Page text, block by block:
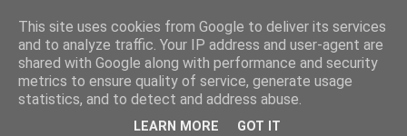
This site uses cookies from Google to deliver its services
and to analyze traffic. Your IP address and user-agent are
shared with Google along with performance and security
metrics to ensure quality of service, generate usage
statistics, and to detect and address abuse.
LEARN MORE GOT IT